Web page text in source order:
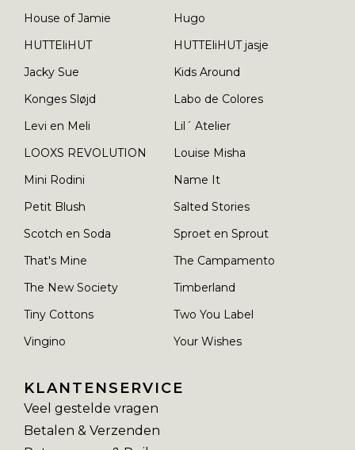
House of Jamie
Hugo
HUTTEliHUT
HUTTEliHUT jasje
Jacky Sue
Kids Around
Konges Sløjd
Labo de Colores
Levi en Meli
Lil´ Atelier
LOOXS REVOLUTION
Louise Misha
Mini Rodini
Name It
Petit Blush
Salted Stories
Scotch en Soda
Sproet en Sprout
That's Mine
The Campamento
The New Society
Timberland
Tiny Cottons
Two You Label
Vingino
Your Wishes
KLANTENSERVICE
Veel gestelde vragen
Betalen & Verzenden